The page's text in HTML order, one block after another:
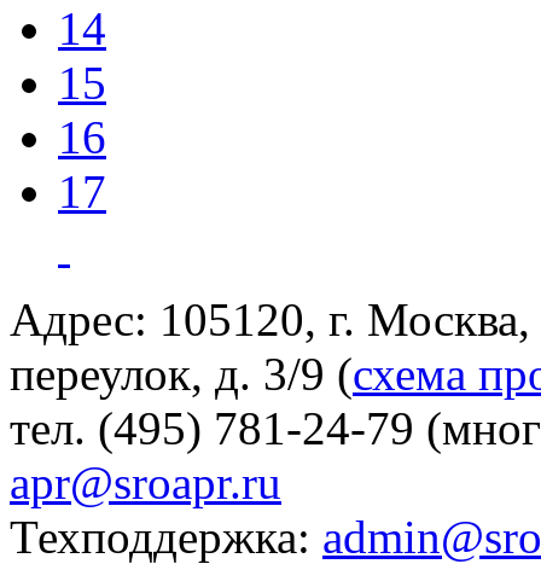
14
15
16
17
Адрес: 105120, г.
переулок, д. 3/9 (схема
тел. (495) 781-24-79
apr@sroapr.ru
Техподдержка: